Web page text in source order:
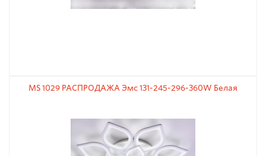
MS 1029 РАСПРОДАЖА Эмс 131-245-296-360W Белая